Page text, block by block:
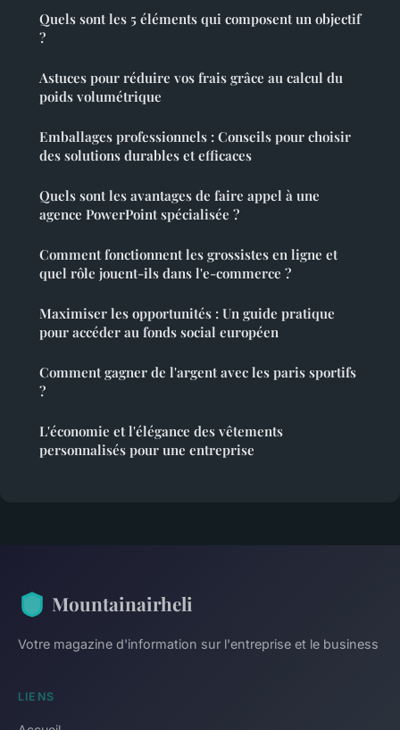
Quels sont les 5 éléments qui composent un objectif
?
Astuces pour réduire vos frais grâce au calcul du
poids volumétrique
Emballages professionnels : Conseils pour choisir
des solutions durables et efficaces
Quels sont les avantages de faire appel à une
agence PowerPoint spécialisée ?
Comment fonctionnent les grossistes en ligne et
quel rôle jouent-ils dans l'e-commerce ?
Maximiser les opportunités : Un guide pratique
pour accéder au fonds social européen
Comment gagner de l'argent avec les paris sportifs
?
L'économie et l'élégance des vêtements
personnalisés pour une entreprise
Mountainairheli
Votre magazine d'information sur l'entreprise et le business
LIENS